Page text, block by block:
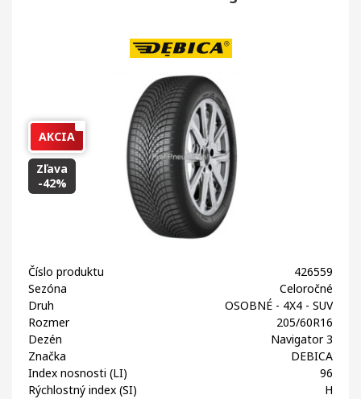
AKCIA
Zľava
-42%
Číslo produktu
426559
Sezóna
Celoročné
Druh
OSOBNÉ - 4X4 - SUV
Rozmer
205/60R16
Dezén
Navigator 3
Značka
DEBICA
Index nosnosti (LI)
96
Rýchlostný index (SI)
H